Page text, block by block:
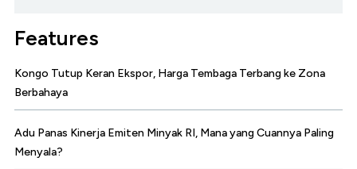
Features
Kongo Tutup Keran Ekspor, Harga Tembaga Terbang ke Zona
Berbahaya
Adu Panas Kinerja Emiten Minyak RI, Mana yang Cuannya Paling
Menyala?